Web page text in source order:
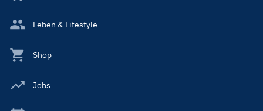
Leben & Lifestyle
Shop
Jobs